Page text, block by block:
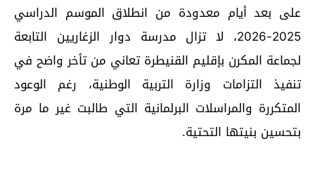
على بعد أيام معدودة من انطلاق الموسم الدراسي
2025-2026، لا تزال مدرسة دوار الزغاريين التابعة
لجماعة المكرن بإقليم القنيطرة تعاني من تأخر واضح في
تنفيذ التزامات وزارة التربية الوطنية، رغم الوعود
المتكررة والمراسلات البرلمانية التي طالبت غير ما مرة
بتحسين بنيتها التحتية.